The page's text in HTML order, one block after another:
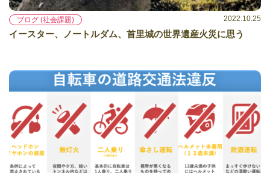
ブログ (社会課題) 2022.10.25
イースター、ノートルダム、首里城の世界遺産火災に思う